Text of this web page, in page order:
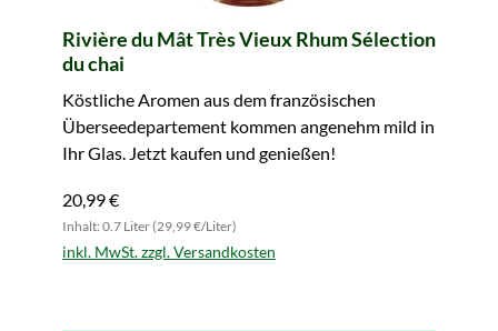
Rivière du Mât Très Vieux Rhum Sélection
du chai
Köstliche Aromen aus dem französischen
Überseedepartement kommen angenehm mild in
Ihr Glas. Jetzt kaufen und genießen!
20,99 €
Inhalt: 0.7 Liter (29,99 €/Liter)
inkl. MwSt. zzgl. Versandkosten